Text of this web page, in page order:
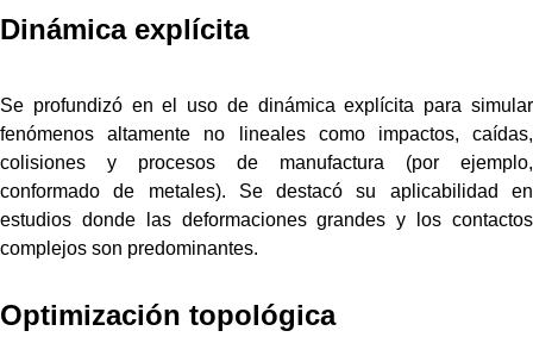
Dinámica explícita
Se profundizó en el uso de dinámica explícita para simular
fenómenos altamente no lineales como impactos, caídas,
colisiones y procesos de manufactura (por ejemplo,
conformado de metales). Se destacó su aplicabilidad en
estudios donde las deformaciones grandes y los contactos
complejos son predominantes.
Optimización topológica